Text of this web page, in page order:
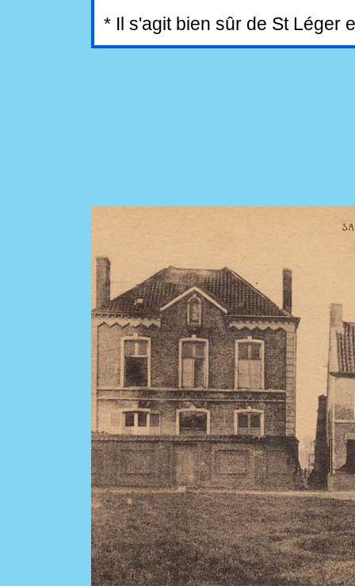
* Il s'agit bien sûr de St Léger